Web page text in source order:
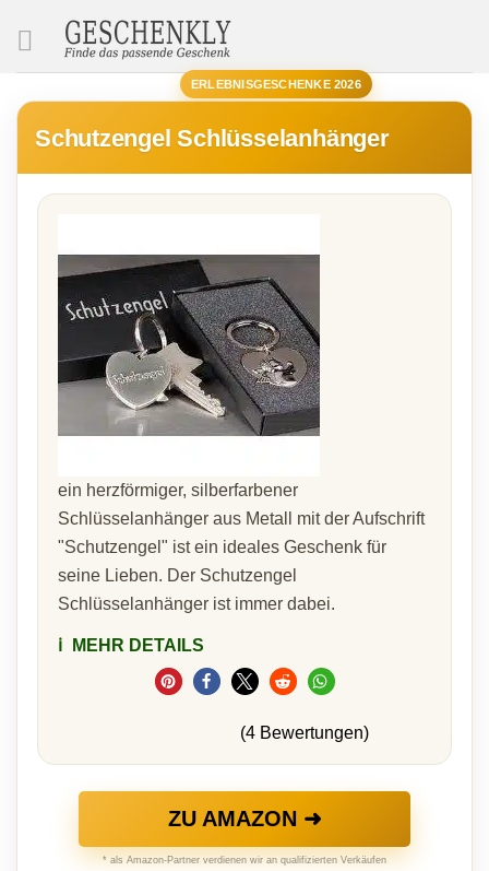
ERLEBNISGESCHENKE 2026
Schutzengel Schlüsselanhänger
ein herzförmiger, silberfarbener
Schlüsselanhänger aus Metall mit der Aufschrift
"Schutzengel" ist ein ideales Geschenk für
seine Lieben. Der Schutzengel
Schlüsselanhänger ist immer dabei.
ℹ️ MEHR DETAILS
(4 Bewertungen)
ZU AMAZON ➜
* als Amazon-Partner verdienen wir an qualifizierten Verkäufen